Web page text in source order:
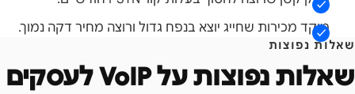
מוקד מכירות שחייג יוצא בנפח גדול ורוצה מחיר דקה נמוך.
שאלות נפוצות
שאלות נפוצות עלVoIP לעסקים